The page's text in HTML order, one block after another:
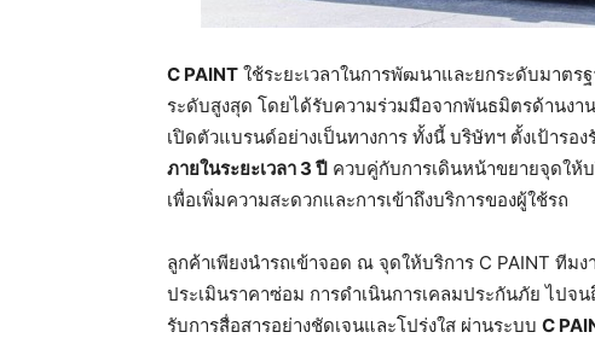
C PAINT ใช้ระยะเวลาในการพัฒนาและยกระดับมาต
ระดับสูงสุด โดยได้รับความร่วมมือจากพันธมิตรด้านงา
เปิดตัวแบรนด์อย่างเป็นทางการ ทั้งนี้ บริษัทฯ ตั้งเป้าร
ภายในระยะเวลา 3 ปี ควบคู่กับการเดินหน้าขยายจุดให้
เพื่อเพิ่มความสะดวกและการเข้าถึงบริการของผู้ใช้รถ
ลูกค้าเพียงนำรถเข้าจอด ณ จุดให้บริการ C PAINT ทีม
ประเมินราคาซ่อม การดำเนินการเคลมประกันภัย ไปจ
รับการสื่อสารอย่างชัดเจนและโปร่งใส ผ่านระบบ C